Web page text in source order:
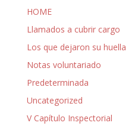
HOME
Llamados a cubrir cargo
Los que dejaron su huella
Notas voluntariado
Predeterminada
Uncategorized
V Capítulo Inspectorial